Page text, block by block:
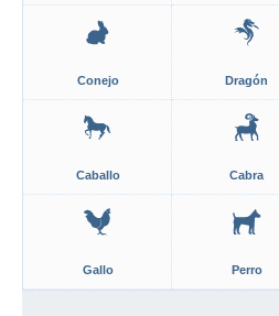
Conejo Dragón
Caballo Cabra
Gallo Perro